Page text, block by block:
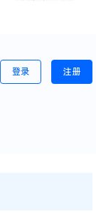
登录 注册